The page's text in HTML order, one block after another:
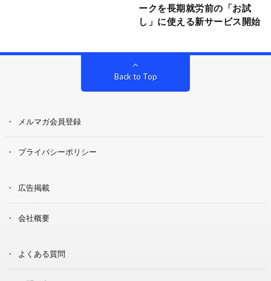
ークを長期就労前の「お試
し」に使える新サービス開始
Back to Top
メルマガ会員登録
プライバシーポリシー
広告掲載
会社概要
よくある質問